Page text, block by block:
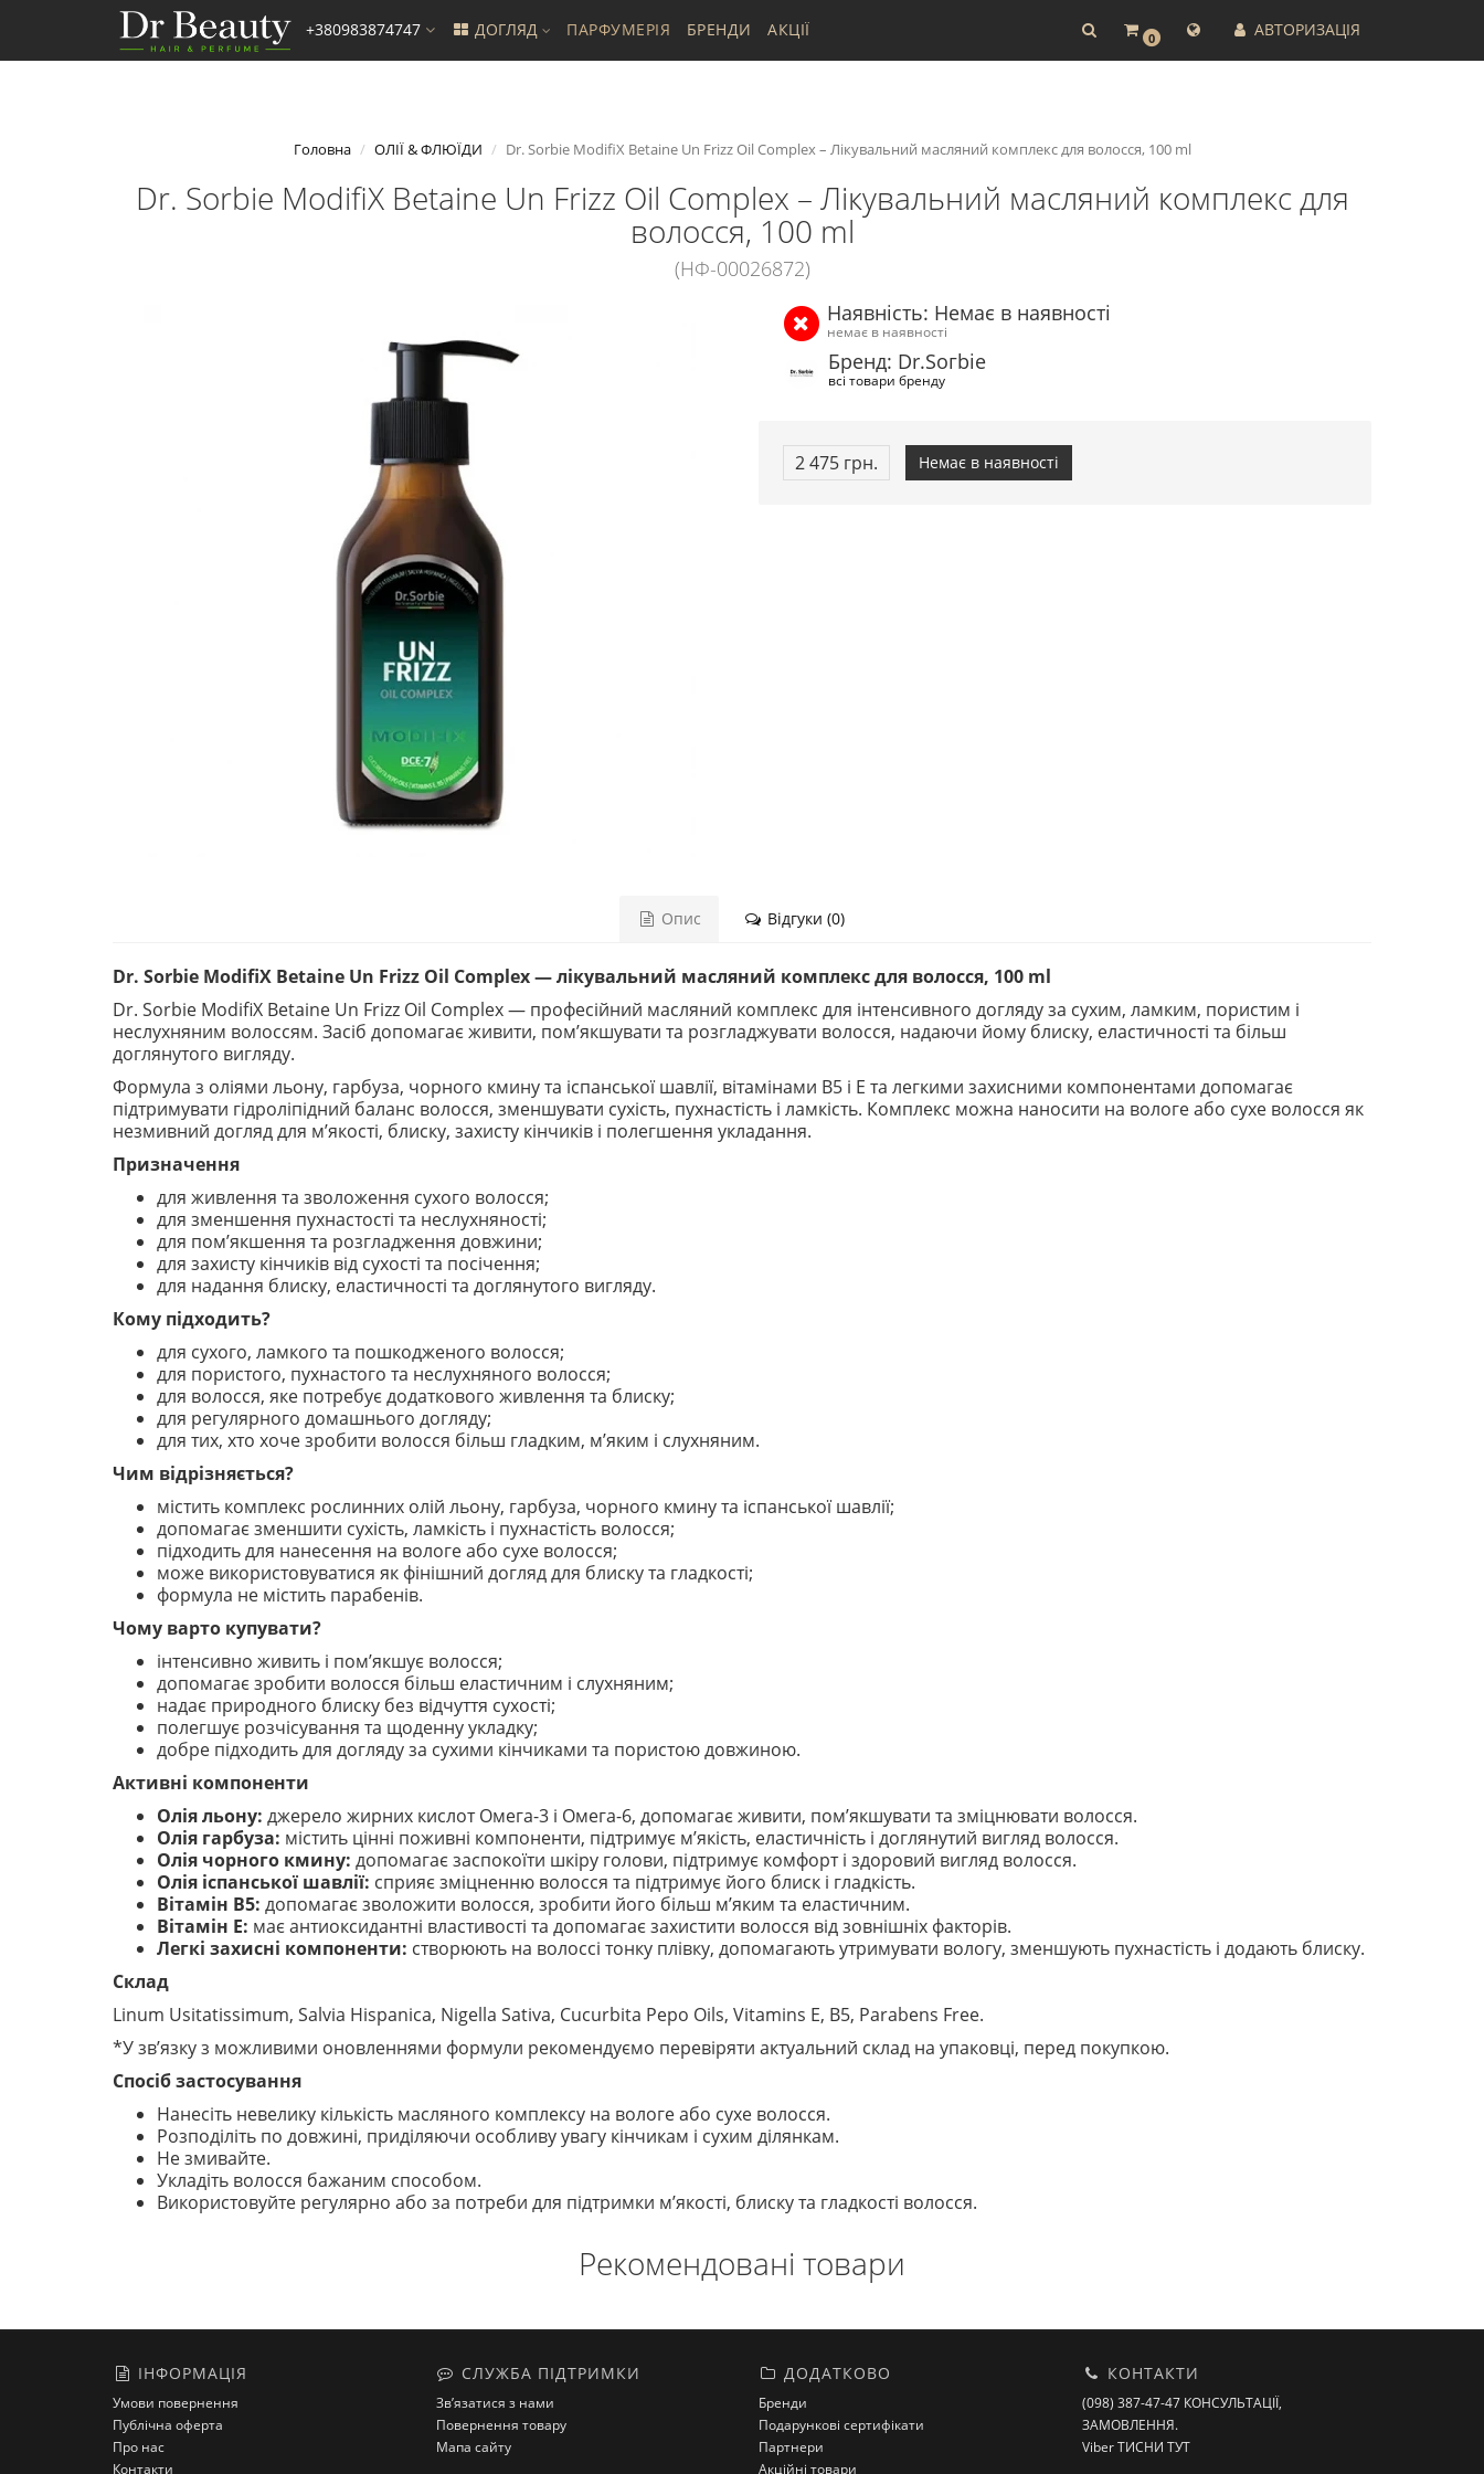
0 АВТОРИЗАЦІЯ
+380983874747 ДОГЛЯД ПАРФУМЕРІЯ БРЕНДИ АКЦІЇ
Головна ОЛІЇ & ФЛЮЇДИ Dr. Sorbie ModifiX Betaine Un Frizz Oil Complex – Лікувальний масляний комплекс для волосся, 100 ml
Dr. Sorbie ModifiX Betaine Un Frizz Oil Complex – Лікувальний масляний комплекс для
волосся, 100 ml
(НФ-00026872)
Наявність: Немає в наявності
немає в наявності
Бренд: Dr.Ѕогbiе
всі товари бренду
2 475 грн. Немає в наявності
Опис Відгуки (0)
Dr. Sorbie ModifiX Betaine Un Frizz Oil Complex — лікувальний масляний комплекс для волосся, 100 ml
Dr. Sorbie ModifiX Betaine Un Frizz Oil Complex — професійний масляний комплекс для інтенсивного догляду за сухим, ламким, пористим і
неслухняним волоссям. Засіб допомагає живити, пом’якшувати та розгладжувати волосся, надаючи йому блиску, еластичності та більш
доглянутого вигляду.
Формула з оліями льону, гарбуза, чорного кмину та іспанської шавлії, вітамінами B5 і E та легкими захисними компонентами допомагає
підтримувати гідроліпідний баланс волосся, зменшувати сухість, пухнастість і ламкість. Комплекс можна наносити на вологе або сухе волосся як
незмивний догляд для м’якості, блиску, захисту кінчиків і полегшення укладання.
Призначення
для живлення та зволоження сухого волосся;
для зменшення пухнастості та неслухняності;
для пом’якшення та розгладження довжини;
для захисту кінчиків від сухості та посічення;
для надання блиску, еластичності та доглянутого вигляду.
Кому підходить?
для сухого, ламкого та пошкодженого волосся;
для пористого, пухнастого та неслухняного волосся;
для волосся, яке потребує додаткового живлення та блиску;
для регулярного домашнього догляду;
для тих, хто хоче зробити волосся більш гладким, м’яким і слухняним.
Чим відрізняється?
містить комплекс рослинних олій льону, гарбуза, чорного кмину та іспанської шавлії;
допомагає зменшити сухість, ламкість і пухнастість волосся;
підходить для нанесення на вологе або сухе волосся;
може використовуватися як фінішний догляд для блиску та гладкості;
формула не містить парабенів.
Чому варто купувати?
інтенсивно живить і пом’якшує волосся;
допомагає зробити волосся більш еластичним і слухняним;
надає природного блиску без відчуття сухості;
полегшує розчісування та щоденну укладку;
добре підходить для догляду за сухими кінчиками та пористою довжиною.
Активні компоненти
Олія льону: джерело жирних кислот Омега-3 і Омега-6, допомагає живити, пом’якшувати та зміцнювати волосся.
Олія гарбуза: містить цінні поживні компоненти, підтримує м’якість, еластичність і доглянутий вигляд волосся.
Олія чорного кмину: допомагає заспокоїти шкіру голови, підтримує комфорт і здоровий вигляд волосся.
Олія іспанської шавлії: сприяє зміцненню волосся та підтримує його блиск і гладкість.
Вітамін B5: допомагає зволожити волосся, зробити його більш м’яким та еластичним.
Вітамін E: має антиоксидантні властивості та допомагає захистити волосся від зовнішніх факторів.
Легкі захисні компоненти: створюють на волоссі тонку плівку, допомагають утримувати вологу, зменшують пухнастість і додають блиску.
Склад
Linum Usitatissimum, Salvia Hispanica, Nigella Sativa, Cucurbita Pepo Oils, Vitamins E, B5, Parabens Free.
*У зв’язку з можливими оновленнями формули рекомендуємо перевіряти актуальний склад на упаковці, перед покупкою.
Спосіб застосування
Нанесіть невелику кількість масляного комплексу на вологе або сухе волосся.
Розподіліть по довжині, приділяючи особливу увагу кінчикам і сухим ділянкам.
Не змивайте.
Укладіть волосся бажаним способом.
Використовуйте регулярно або за потреби для підтримки м’якості, блиску та гладкості волосся.
Рекомендовані товари
ІНФОРМАЦІЯ
Умови повернення
Публічна оферта
Про нас
Контакти
СЛУЖБА ПІДТРИМКИ
Зв’язатися з нами
Повернення товару
Мапа сайту
ДОДАТКОВО
Бренди
Подарункові сертифікати
Партнери
Акційні товари
КОНТАКТИ
(098) 387-47-47 КОНСУЛЬТАЦІЇ,
ЗАМОВЛЕННЯ.
Viber ТИСНИ ТУТ